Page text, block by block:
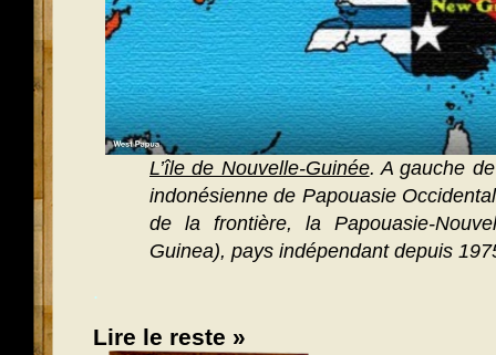
L’île de Nouvelle-Guinée. A gauche
indonésienne de Papouasie
de la frontière, la Papouasie-
Guinea), pays indépendant depuis
.
Lire le reste »